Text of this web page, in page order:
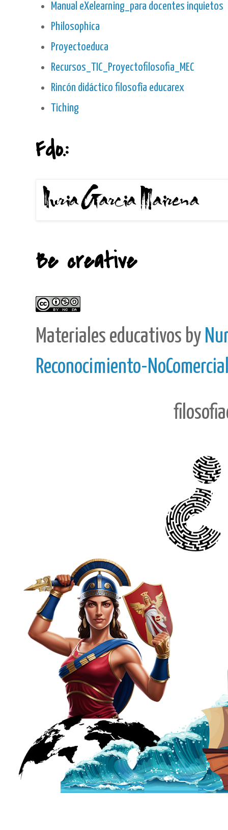
Manual eXelearning_para docentes inquietos
Philosophica
Proyectoeduca
Recursos_TIC_Proyectofilosofia_MEC
Rincón didáctico filosofía educarex
Tiching
Fdo.:
Be creative
Materiales educativos by
Reconocimiento-